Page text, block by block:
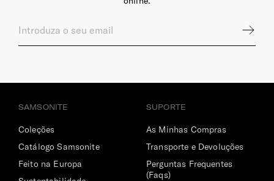
SAMSONITE
Coleções
Catálogo Samsonite
Feito na Europa
SUPORTE
As Minhas Compras
Transporte e Devoluções
Perguntas Frequentes
(Faqs)